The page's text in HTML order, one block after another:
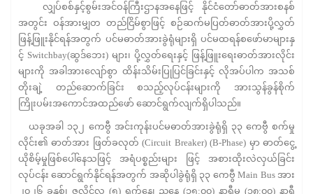
လျှပ်စစ်နှင့်စွမ်းအင်ဝန်ကြီးဌာနအနေဖြင့် နိုင်ငံတော်ဓာတ်အားစနစ်
အတွင်း ဝန်အားမျှတ တည်ငြိမ်စွာဖြင့် စဉ်ဆက်မပြတ်ဓာတ်အားပို့လွှတ်
ဖြန့်ဖြူးနိုင်ရန်အတွက် ပင်မဓာတ်အားခွဲရုံများရှိ ပင်မထရန်စဖော်မာများနှ
င့် Switchbay(ဆွဒ်ဘေး) များ၊ ပို့လွှတ်ရေးနှင့် ဖြန့်ဖြူးရေးဓာတ်အားလိုင်း
များကို အခါအားလျော်စွာ ထိန်းသိမ်းပြုပြင်ခြင်းနှင့် လိုအပ်ပါက အသစ်
တိုးချဲ့ တည်ဆောက်ခြင်း စသည့်လုပ်ငန်းများကို အားသွန်ခွန်စိုက်
ကြိုးပမ်းအကောင်အထည်ဖော် ဆောင်ရွက်လျက်ရှိပါသည်။
ယခုအခါ ၁၃၂ ကေဗွီ အင်းကုန်းပင်မဓာတ်အားခွဲရုံရှိ ၃၃ ကေဗွီ စက်မှု
လိုင်း၏ ဓာတ်အား ဖြတ်ခလုတ် (Circuit Breaker) (B-Phase) မှာ ဓာတ်ငွေ့
ယိုစိမ့်မှုဖြစ်ပေါ်နေသဖြင့် အရံပစ္စည်းများ ဖြင့် အစားထိုးလဲလှယ်ခြင်း
လုပ်ငန်း ဆောင်ရွက်နိုင်ရန်အတွက် အဆိုပါခွဲရုံရှိ ၃၃ ကေဗွီ Main Bus အား
၂၀၂၆ ခုနှစ်၊ ဇူလိုင်လ (၅) ရက်နေ့၊ ညနေ (၁၅:၀၀) နာရီမှ (၁၈:၀၀) နာရီ